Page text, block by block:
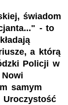
świadom
- to
a którą
Policji w
samym